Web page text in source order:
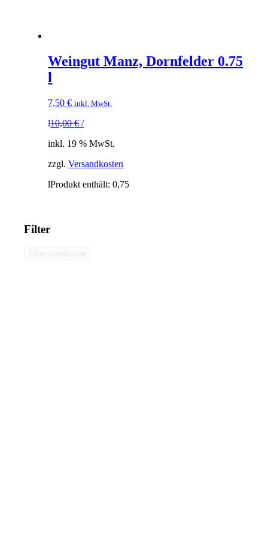
Weingut Manz, Dornfelder 0.75
l
7,50€ inkl. MwSt.
10,00€ /
l
inkl. 19 % MwSt.
zzgl.Versandkosten
Produkt enthält: 0,75
l
Filter